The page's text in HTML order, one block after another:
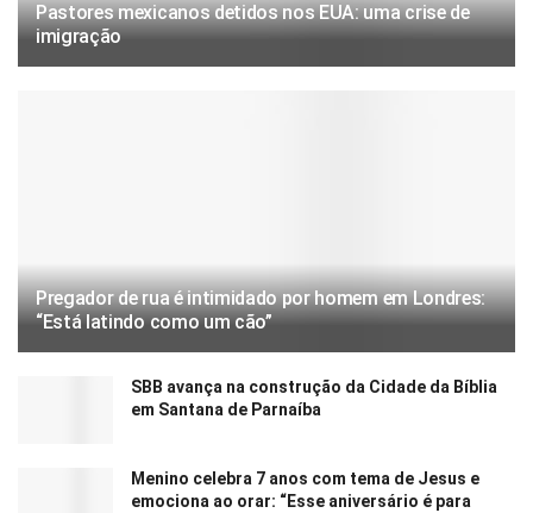
Pastores mexicanos detidos nos EUA: uma crise de
imigração
Pregador de rua é intimidado por homem em Londres:
“Está latindo como um cão”
SBB avança na construção da Cidade da Bíblia
em Santana de Parnaíba
Menino celebra 7 anos com tema de Jesus e
emociona ao orar: “Esse aniversário é para